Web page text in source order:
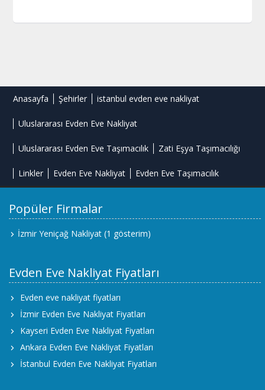
Anasayfa Şehirler istanbul evden eve nakliyat
Uluslararası Evden Eve Nakliyat
Uluslararası Evden Eve Taşımacılık Zati Eşya Taşımacılığı
Linkler Evden Eve Nakliyat Evden Eve Taşımacılık
Popüler Firmalar
İzmir Yeniçağ Nakliyat (1 gösterim)
Evden Eve Nakliyat Fiyatları
Evden eve nakliyat fiyatları
İzmir Evden Eve Nakliyat Fiyatları
Kayseri Evden Eve Nakliyat Fiyatları
Ankara Evden Eve Nakliyat Fiyatları
İstanbul Evden Eve Nakliyat Fiyatları